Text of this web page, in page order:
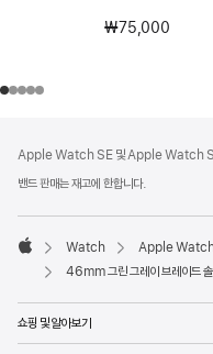
₩75,000
Apple Watch SE 및 Apple Watch
밴드 판매는 재고에 한합니다.
Apple
Watch
Apple Watch
46mm 그린 그레이 브레이드
쇼핑 및 알아보기